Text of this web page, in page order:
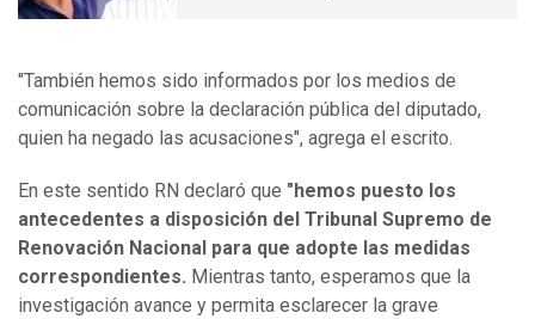
"También hemos sido informados por los medios de
comunicación sobre la declaración pública del diputado,
quien ha negado las acusaciones", agrega el escrito.
En este sentido RN declaró que "hemos puesto los
antecedentes a disposición del Tribunal Supremo de
Renovación Nacional para que adopte las medidas
correspondientes. Mientras tanto, esperamos que la
investigación avance y permita esclarecer la grave